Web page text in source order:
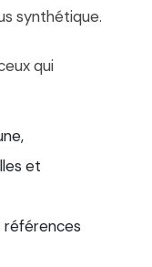
synthétique.
qui
et
références